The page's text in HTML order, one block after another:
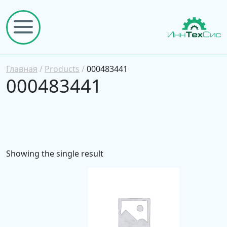
Главная / Products /000483441
000483441
Showing the single result